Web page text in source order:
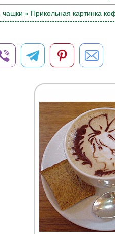
чашки » Прикольная картинка